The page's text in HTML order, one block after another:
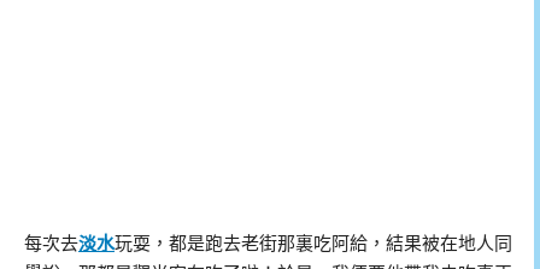
每次去淡水玩耍，都是跑去老街那裏吃阿給，結果被在地人同